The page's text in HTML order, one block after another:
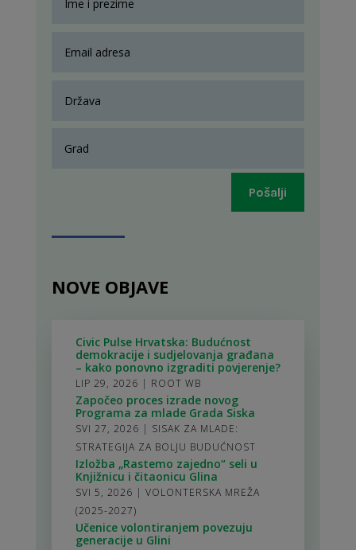
Pošalji
NOVE OBJAVE
Civic Pulse Hrvatska: Budućnost
demokracije i sudjelovanja građana
– kako ponovno izgraditi povjerenje?
LIP 29, 2026 | ROOT WB
Započeo proces izrade novog
Programa za mlade Grada Siska
SVI 27, 2026 | SISAK ZA MLADE:
STRATEGIJA ZA BOLJU BUDUĆNOST
Izložba „Rastemo zajedno“ seli u
Knjižnicu i čitaonicu Glina
SVI 5, 2026 | VOLONTERSKA MREŽA
(2025-2027)
Učenice volontiranjem povezuju
generacije u Glini